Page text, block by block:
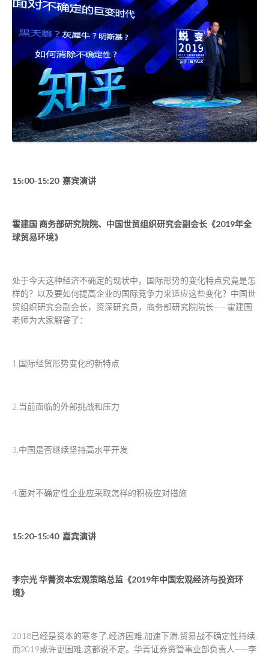
15:00-15:20 嘉宾演讲
霍建国 商务部研究院院、中国世贸组织研究会副会长《2019年全
球贸易环境》
处于今天这种经济不确定的现状中，国际形势的变化特点究竟是怎
样的？以及要如何提高企业的国际竞争力来适应这些变化？中国世
贸组织研究会副会长，资深研究员，商务部研究院院长——霍建国
老师为大家解答了：
1.国际经贸形势变化的新特点
2.当前面临的外部挑战和压力
3.中国是否继续坚持高水平开发
4.面对不确定性企业应采取怎样的积极应对措施
15:20-15:40 嘉宾演讲
李宗光 华菁资本宏观策略总监《2019年中国宏观经济与投资环
境》
2018已经是资本的寒冬了,经济困难,加速下滑,贸易战不确定性持续,
而2019或许更困难,这都说不定。华菁证券资管事业部负责人——李